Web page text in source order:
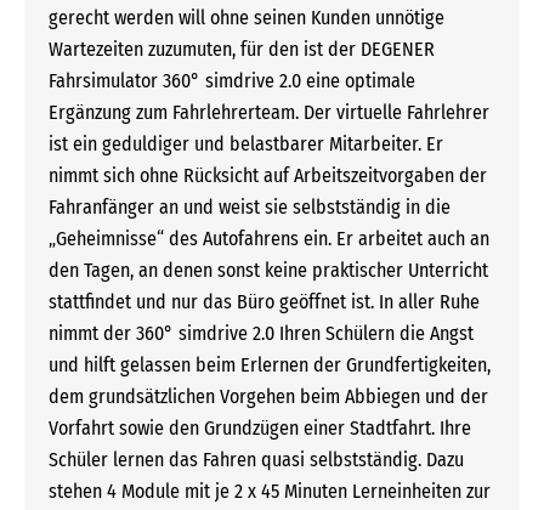
gerecht werden will ohne seinen Kunden unnötige
Wartezeiten zuzumuten, für den ist der DEGENER
Fahrsimulator 360° simdrive 2.0 eine optimale
Ergänzung zum Fahrlehrerteam. Der virtuelle Fahrlehrer
ist ein geduldiger und belastbarer Mitarbeiter. Er
nimmt sich ohne Rücksicht auf Arbeitszeitvorgaben der
Fahranfänger an und weist sie selbstständig in die
„Geheimnisse“ des Autofahrens ein. Er arbeitet auch an
den Tagen, an denen sonst keine praktischer Unterricht
stattfindet und nur das Büro geöffnet ist. In aller Ruhe
nimmt der 360° simdrive 2.0 Ihren Schülern die Angst
und hilft gelassen beim Erlernen der Grundfertigkeiten,
dem grundsätzlichen Vorgehen beim Abbiegen und der
Vorfahrt sowie den Grundzügen einer Stadtfahrt. Ihre
Schüler lernen das Fahren quasi selbstständig. Dazu
stehen 4 Module mit je 2 x 45 Minuten Lerneinheiten zur